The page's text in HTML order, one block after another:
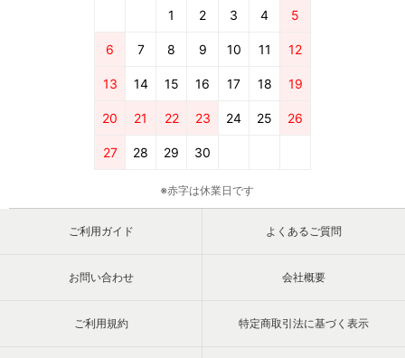
1 2 3 4 5
6 7 8 9 10 11 12
13 14 15 16 17 18 19
20 21 22 23 24 25 26
27 28 29 30
※赤字は休業日です
ご利用ガイド よくあるご質問
お問い合わせ 会社概要
ご利用規約 特定商取引法に基づく表示